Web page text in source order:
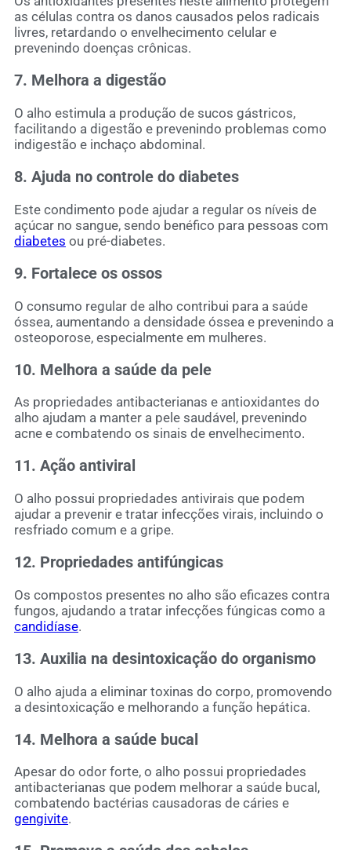
as células contra os danos causados pelos radicais
livres, retardando o envelhecimento celular e
prevenindo doenças crônicas.
7. Melhora a digestão
O alho estimula a produção de sucos gástricos,
facilitando a digestão e prevenindo problemas como
indigestão e inchaço abdominal.
8. Ajuda no controle do diabetes
Este condimento pode ajudar a regular os níveis de
açúcar no sangue, sendo benéfico para pessoas com
diabetes ou pré-diabetes.
9. Fortalece os ossos
O consumo regular de alho contribui para a saúde
óssea, aumentando a densidade óssea e prevenindo a
osteoporose, especialmente em mulheres.
10. Melhora a saúde da pele
As propriedades antibacterianas e antioxidantes do
alho ajudam a manter a pele saudável, prevenindo
acne e combatendo os sinais de envelhecimento.
11. Ação antiviral
O alho possui propriedades antivirais que podem
ajudar a prevenir e tratar infecções virais, incluindo o
resfriado comum e a gripe.
12. Propriedades antifúngicas
Os compostos presentes no alho são eficazes contra
fungos, ajudando a tratar infecções fúngicas como a
candidíase.
13. Auxilia na desintoxicação do organismo
O alho ajuda a eliminar toxinas do corpo, promovendo
a desintoxicação e melhorando a função hepática.
14. Melhora a saúde bucal
Apesar do odor forte, o alho possui propriedades
antibacterianas que podem melhorar a saúde bucal,
combatendo bactérias causadoras de cáries e
gengivite.